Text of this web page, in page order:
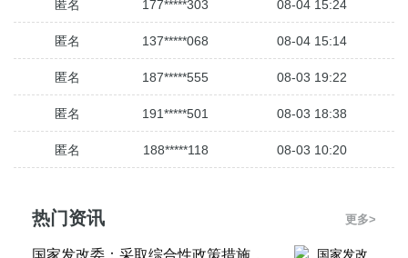
匿名 187*****555 08-03 19:22
匿名 191*****501 08-03 18:38
匿名 188*****118 08-03 10:20
匿名 136*****792 08-03 09:27
匿名 187*****333 08-03 09:03
匿名 08-02 17:03
热门资讯 更多>